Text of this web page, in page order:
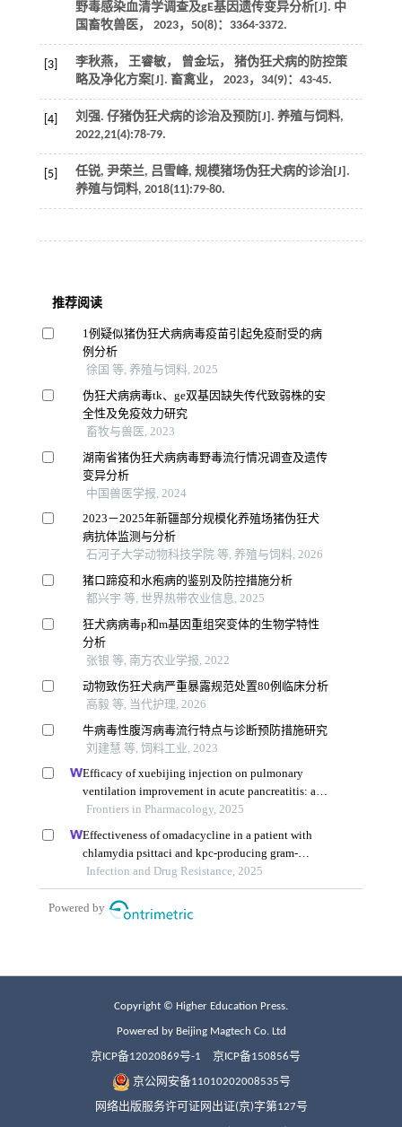
野毒感染血清学调查及gE基因遗传变异分析[J]. 中
国畜牧兽医， 2023， 50(8)：3364-3372.
[3]
李秋燕， 王睿敏， 曾金坛， 猪伪狂犬病的防控策
略及净化方案[J]. 畜禽业， 2023， 34(9)：43-45.
[4] 刘强. 仔猪伪狂犬病的诊治及预防[J]. 养殖与饲料,
2022,21(4):78-79.
[5]
任锐, 尹荣兰, 吕雪峰, 规模猪场伪狂犬病的诊治[J].
养殖与饲料, 2018(11):79-80.
Copyright © Higher Education Press.
Powered by Beijing Magtech Co. Ltd
京ICP备12020869号-1 京ICP备150856号
京公网安备11010202008535号
网络出版服务许可证网出证(京)字第127号